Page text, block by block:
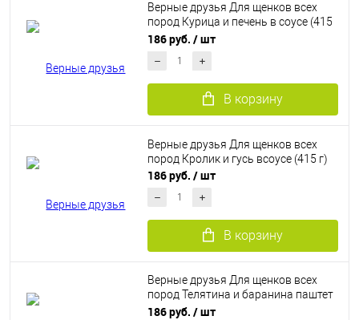
Верные друзья Для щенков всех
пород Курица и печень в соусе (415
г)
186 руб. / шт
В корзину
Верные друзья Для щенков всех
пород Кролик и гусь всоусе (415 г)
186 руб. / шт
В корзину
Верные друзья Для щенков всех
пород Телятина и баранина паштет
(415 г)
186 руб. / шт